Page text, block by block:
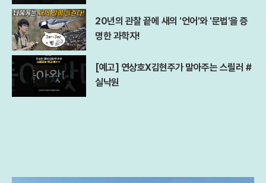
20년의 관찰 끝에 새의 '언어'와 '문법'을 증
명한 과학자!
[예고] 연상호X김현주가 말아주는 스릴러 #
실낙원